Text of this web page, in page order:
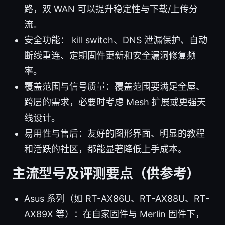
路，双 WAN 可以提升稳定性与下载/上传分
流。
安全功能： kill switch、DNS 泄漏保护、自动
断线重连、定期固件更新和安全漏洞修复频
率。
覆盖范围与信号质量：覆盖范围要满足全屋、
跨层的需求，必要时考虑 Mesh 扩展或更强天
线设计。
易用性与售后：友好的图形界面、明显的教程
和活跃的社区，都能显著降低上手成本。
主流型号及评测要点（供参考）
Asus 系列（如 RT-AX86U、RT-AX88U、RT-
AX89X 等）：在自家固件与 Merlin 固件下，